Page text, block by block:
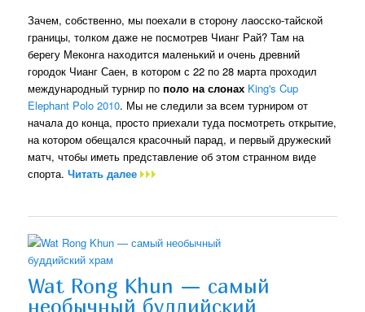
Зачем, собственно, мы поехали в сторону лаосско-тайской
границы, толком даже не посмотрев Чианг Рай? Там на
берегу Меконга находится маленький и очень древний
городок Чианг Саен, в котором с 22 по 28 марта проходил
международный турнир пополо на слонах King's Cup
Elephant Polo 2010. Мы не следили за всем турниром от
начала до конца, просто приехали туда посмотреть открытие,
на котором обещался красочный парад, и первый дружеский
матч, чтобы иметь представление об этом странном виде
спорта.Читать далее
Wat Rong Khun — самый
необычный буддийский